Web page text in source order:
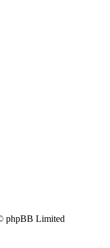
phpBB Limited